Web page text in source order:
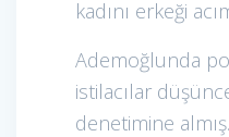
kadını erkeği
Ademoğlunda
istilacılar
denetimine